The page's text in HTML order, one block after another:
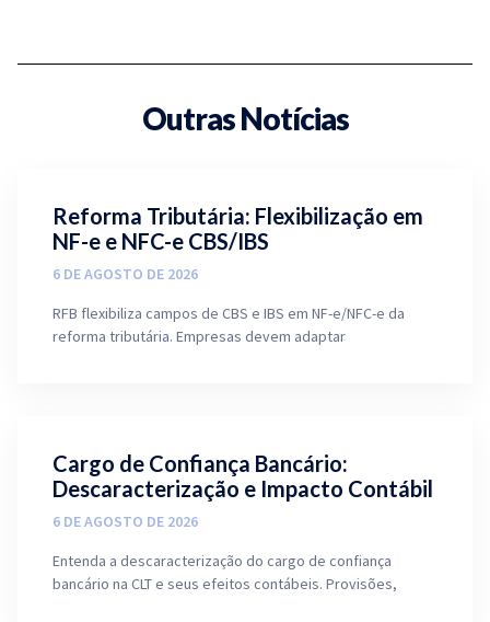
Outras Notícias
Reforma Tributária: Flexibilização em
NF-e e NFC-e CBS/IBS
6 DE AGOSTO DE 2026
RFB flexibiliza campos de CBS e IBS em NF-e/NFC-e da
reforma tributária. Empresas devem adaptar
Cargo de Confiança Bancário:
Descaracterização e Impacto Contábil
6 DE AGOSTO DE 2026
Entenda a descaracterização do cargo de confiança
bancário na CLT e seus efeitos contábeis. Provisões,